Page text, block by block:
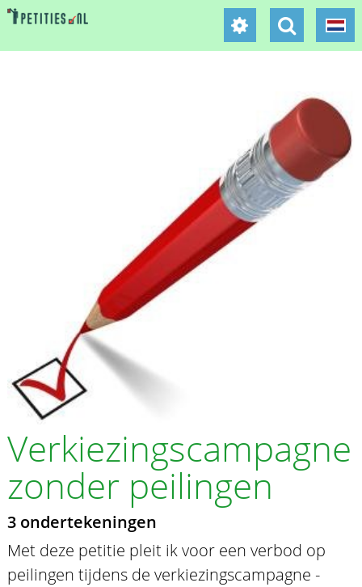
Verkiezingscampagne
zonder peilingen
3 ondertekeningen
Met deze petitie pleit ik voor een verbod op
peilingen tijdens de verkiezingscampagne -